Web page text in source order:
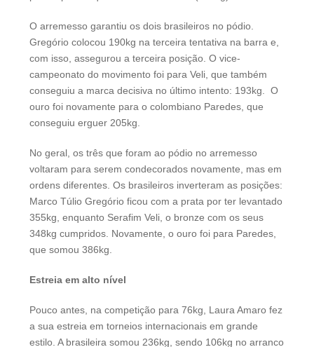
O arremesso garantiu os dois brasileiros no pódio.
Gregório colocou 190kg na terceira tentativa na barra e,
com isso, assegurou a terceira posição. O vice-
campeonato do movimento foi para Veli, que também
conseguiu a marca decisiva no último intento: 193kg. O
ouro foi novamente para o colombiano Paredes, que
conseguiu erguer 205kg.
No geral, os três que foram ao pódio no arremesso
voltaram para serem condecorados novamente, mas em
ordens diferentes. Os brasileiros inverteram as posições:
Marco Túlio Gregório ficou com a prata por ter levantado
355kg, enquanto Serafim Veli, o bronze com os seus
348kg cumpridos. Novamente, o ouro foi para Paredes,
que somou 386kg.
Estreia em alto nível
Pouco antes, na competição para 76kg, Laura Amaro fez
a sua estreia em torneios internacionais em grande
estilo. A brasileira somou 236kg, sendo 106kg no arranco